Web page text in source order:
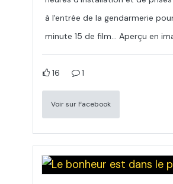
à l'entrée de la gendarmerie pour
minute 15 de film... Aperçu en
16 1
Voir sur Facebook